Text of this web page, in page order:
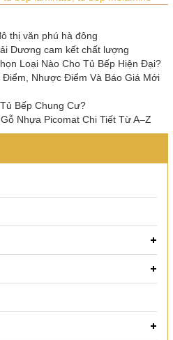
thị văn phú hà đông
Dương cam kết chất lượng
Loại Nào Cho Tủ Bếp Hiện Đại?
Nhược Điểm Và Báo Giá Mới
Bếp Chung Cư?
Nhựa Picomat Chi Tiết Từ A–Z